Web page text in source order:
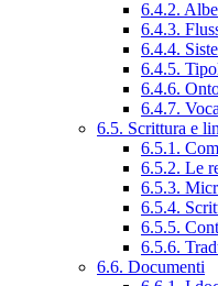
6.4.2.
6.4.3.
6.4.4.
6.4.5.
6.4.6.
6.4.7.
6.5. Scrittura e
6.5.1.
6.5.2. Le
6.5.3.
6.5.4.
6.5.5.
6.5.6.
6.6. Documenti